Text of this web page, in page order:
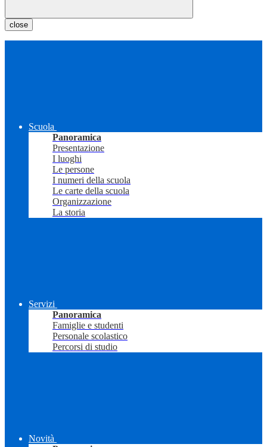
close
Scuola
Panoramica
Presentazione
I luoghi
Le persone
I numeri della scuola
Le carte della scuola
Organizzazione
La storia
Servizi
Panoramica
Famiglie e studenti
Personale scolastico
Percorsi di studio
Novità